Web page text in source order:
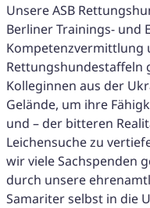
Unsere ASB
Berliner Trainings- und
Rettungshundestaffeln
Kolleginnen aus der
Gelände, um ihre
und – der bitteren
Leichensuche zu
wir viele Sachspenden
durch unsere
Samariter selbst in die